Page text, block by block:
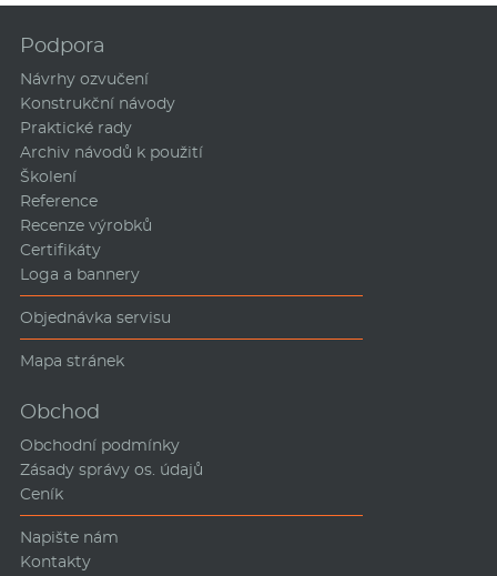
Podpora
Návrhy ozvučení
Konstrukční návody
Praktické rady
Archiv návodů k použití
Školení
Reference
Recenze výrobků
Certifikáty
Loga a bannery
Objednávka servisu
Mapa stránek
Obchod
Obchodní podmínky
Zásady správy os. údajů
Ceník
Napište nám
Kontakty